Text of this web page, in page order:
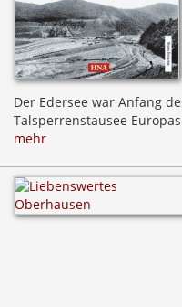
Der Edersee war Anfang
Talsperrenstausee
mehr